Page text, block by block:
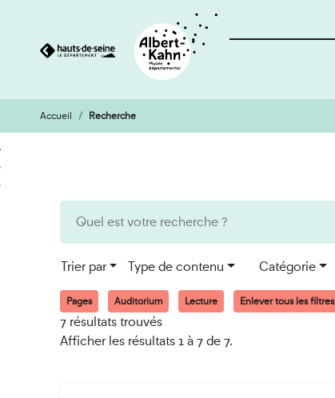
Aller
au
contenu
Aller
à
la
Accueil Recherche
Trier par Type de contenu Catégorie
Pages Auditorium Lecture Enlever tous les filtres
7 résultats trouvés
Afficher les résultats 1 à 7 de 7.